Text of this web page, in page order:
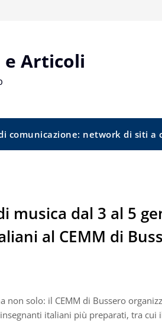
e Articoli
comunicazione: network di siti
musica dal 3 al 5
al CEMM di
non solo: il CEMM di Bussero
italiani più preparati, tra cui